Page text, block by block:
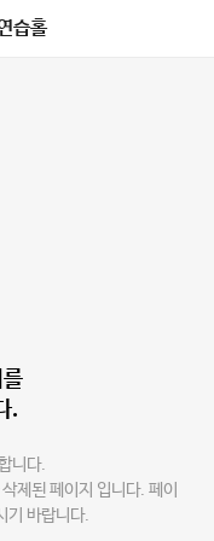
습홀
.
니다.
제된 페이지 입니다. 페이
기 바랍니다.